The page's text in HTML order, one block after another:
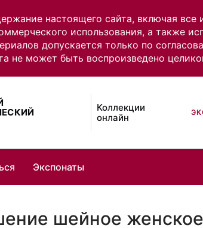
настоящего сайта, включая
использования, а также
допускается только по
не может быть воспроизведено
Коллекции
онлайн
Экспонаты
шейное